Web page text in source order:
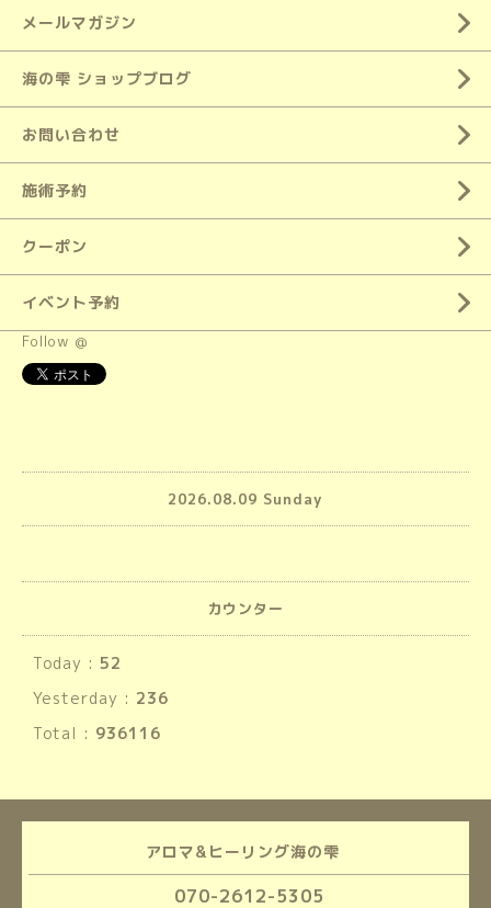
メールマガジン
海の雫 ショップブログ
お問い合わせ
施術予約
クーポン
イベント予約
Follow @
2026.08.09 Sunday
カウンター
Today : 52
Yesterday : 236
Total : 936116
アロマ&ヒーリング海の雫
070-2612-5305